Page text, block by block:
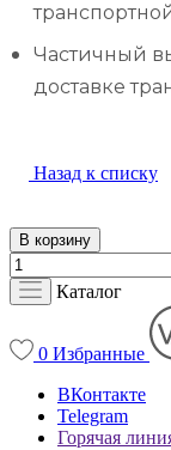
Частичный
доставке
Назад к списку
В корзину
Каталог
0 Избранные
ВКонтакте
Telegram
Горячая